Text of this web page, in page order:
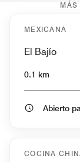
MÁS
MEXICANA
El Bajío
0.1 km
COCINA